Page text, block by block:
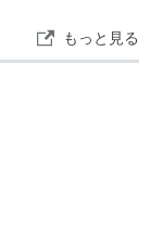
もっと見る